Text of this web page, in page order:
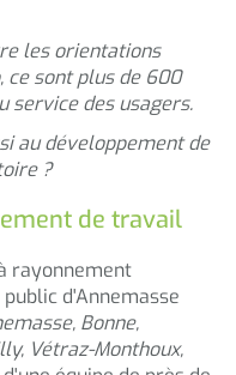
les orientations
ce sont plus de 600
service des usagers.
au développement de
?
de travail
rayonnement
d'Annemasse
Bonne,
Vétraz-Monthoux,